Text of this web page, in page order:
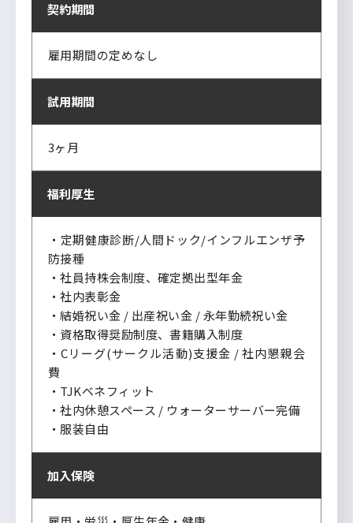
契約期間
雇用期間の定めなし
試用期間
3ヶ月
福利厚生
・定期健康診断/人間ドック/インフルエンザ予
防接種
・社員持株会制度、確定拠出型年金
・社内表彰金
・結婚祝い金 / 出産祝い金 / 永年勤続祝い金
・資格取得奨励制度、書籍購入制度
・Cリーグ(サークル活動)支援金 / 社内懇親会
費
・TJKベネフィット
・社内休憩スペース / ウォーターサーバー完備
・服装自由
加入保険